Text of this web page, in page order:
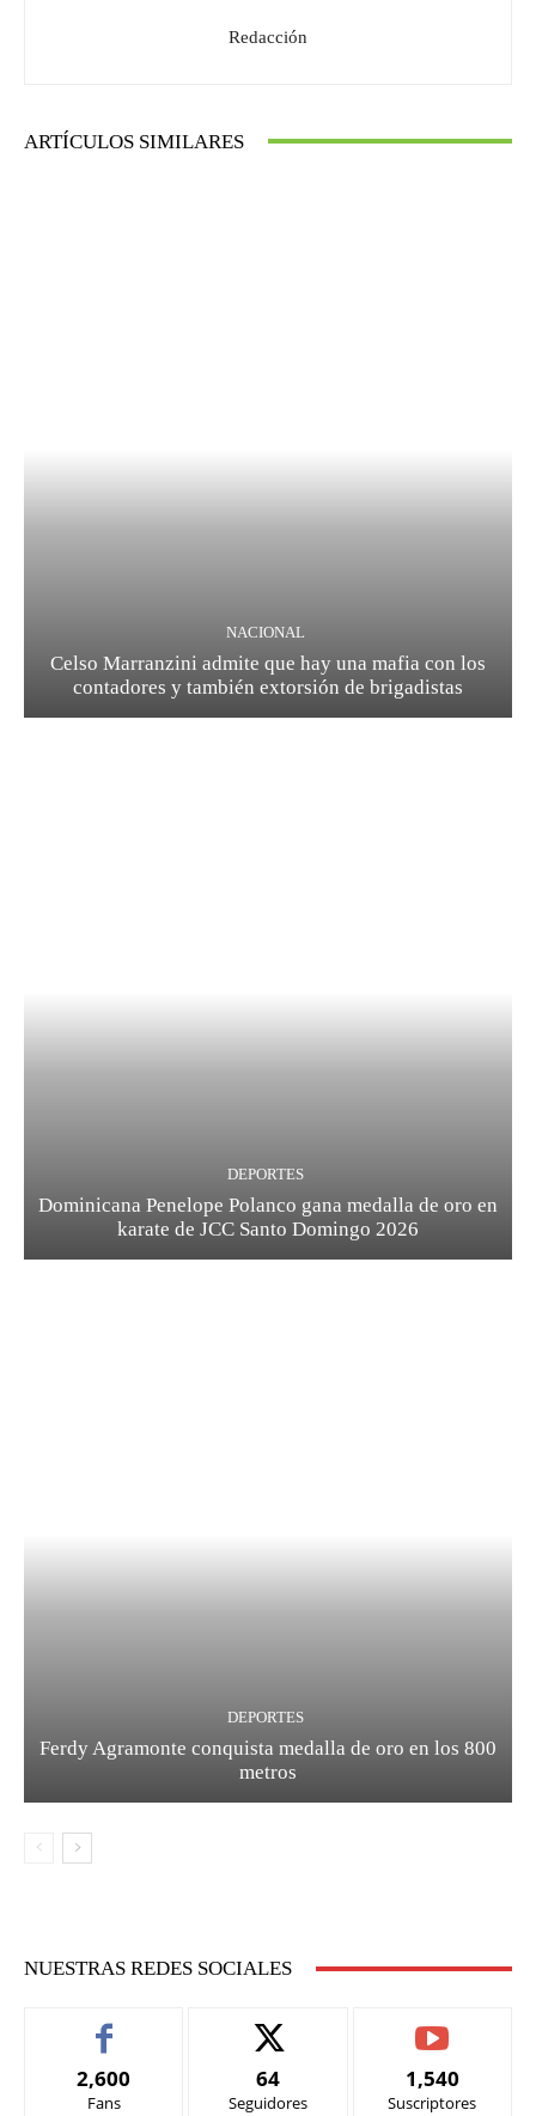
Redacción
ARTÍCULOS SIMILARES
NACIONAL
Celso Marranzini admite que hay una mafia con los
contadores y también extorsión de brigadistas
DEPORTES
Dominicana Penelope Polanco gana medalla de oro en
karate de JCC Santo Domingo 2026
DEPORTES
Ferdy Agramonte conquista medalla de oro en los 800
metros
NUESTRAS REDES SOCIALES
2,600
Fans
64
Seguidores
1,540
Suscriptores